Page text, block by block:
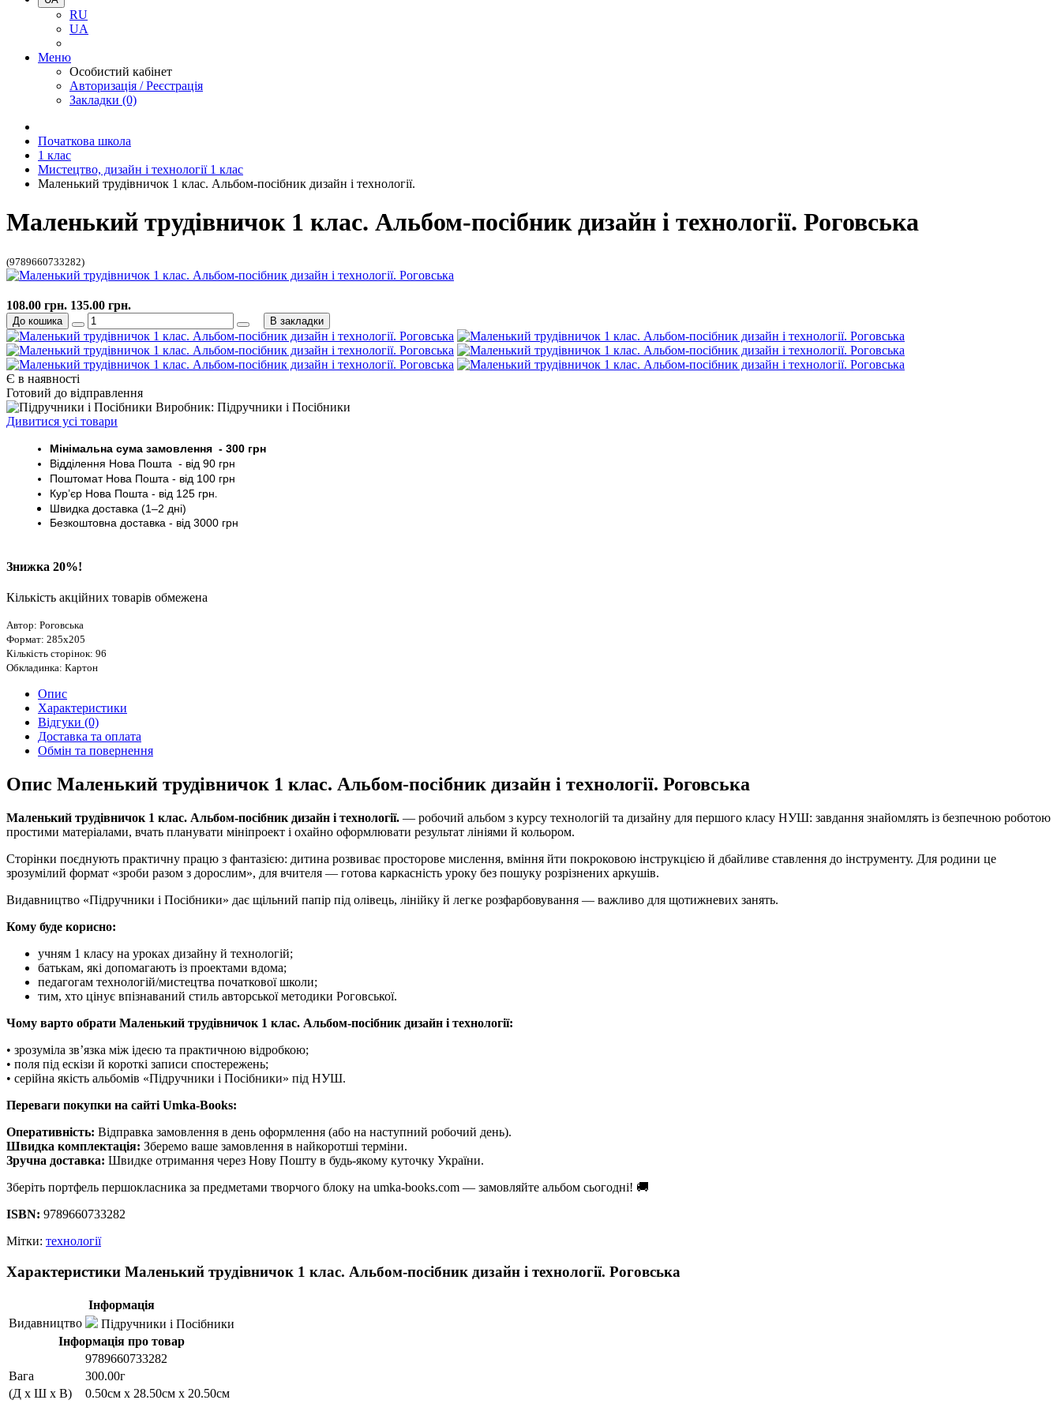
RU
UA
Меню
Особистий кабінет
Авторизація / Реєстрація
Закладки (0)
Початкова школа
1 клас
Мистецтво, дизайн і технології 1 клас
Маленький трудівничок 1 клас. Альбом-посібник дизайн і технології.
Маленький трудівничок 1 клас. Альбом-посібник дизайн і технології. Роговська
(9789660733282)
Є в наявності
Готовий до відправлення
Виробник: Підручники і Посібники
Дивитися усі товари
Мінімальна сума замовлення - 300 грн
Відділення Нова Пошта - від 90 грн
ПоштоматНова Пошта - від 100 грн
Кур’єр Нова Пошта - від 125 грн.
Швидка доставка (1–2 дні)
Безкоштовна доставка - від 3000 грн
Знижка 20%!
Кількість акційних товарів обмежена
Автор: Роговська
Формат: 285х205
Кількість сторінок: 96
Обкладинка: Картон
108.00 грн. 135.00 грн.
До кошика В закладки
Опис
Характеристики
Відгуки (0)
Доставка та оплата
Обмін та повернення
Опис Маленький трудівничок 1 клас. Альбом-посібник дизайн і технології. Роговська
Маленький трудівничок 1 клас. Альбом-посібник дизайн і технології. — робочий альбом з курсу технологій та дизайну для першого класу НУШ: завдання знайомлять із безпечною роботою
простими матеріалами, вчать планувати мініпроект і охайно оформлювати результат лініями й кольором.
Сторінки поєднують практичну працю з фантазією: дитина розвиває просторове мислення, вміння йти покроковою інструкцією й дбайливе ставлення до інструменту. Для родини це
зрозумілий формат «зроби разом з дорослим», для вчителя — готова каркасність уроку без пошуку розрізнених аркушів.
Видавництво «Підручники і Посібники» дає щільний папір під олівець, лінійку й легке розфарбовування — важливо для щотижневих занять.
Кому буде корисно:
учням 1 класу на уроках дизайну й технологій;
батькам, які допомагають із проектами вдома;
педагогам технологій/мистецтва початкової школи;
тим, хто цінує впізнаваний стиль авторської методики Роговської.
Чому варто обрати Маленький трудівничок 1 клас. Альбом-посібник дизайн і технології:
• зрозуміла зв’язка між ідеєю та практичною відробкою;
• поля під ескізи й короткі записи спостережень;
• серійна якість альбомів «Підручники і Посібники» під НУШ.
Переваги покупки на сайті Umka-Books:
Оперативність: Відправка замовлення в день оформлення (або на наступний робочий день).
Швидка комплектація: Зберемо ваше замовлення в найкоротші терміни.
Зручна доставка: Швидке отримання через Нову Пошту в будь-якому куточку України.
Зберіть портфель першокласника за предметами творчого блоку на umka-books.com — замовляйте альбом сьогодні! 🚚
ISBN: 9789660733282
Мітки: технології
Характеристики Маленький трудівничок 1 клас. Альбом-посібник дизайн і технології. Роговська
Інформація
Видавництво
Підручники і Посібники
Інформація про товар
9789660733282
Вага
300.00г
(Д x Ш x В)
0.50см x 28.50см x 20.50см